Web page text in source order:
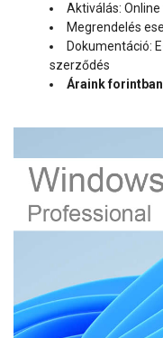
Aktiválás:
Megrendelés
Dokumentáció:
szerződés
Áraink